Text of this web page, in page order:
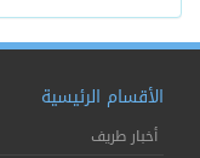
الأقسام الرئيسية
أخبار طريف